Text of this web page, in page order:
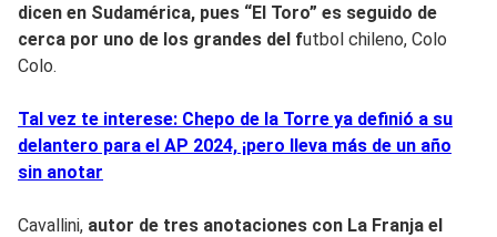
dicen en Sudamérica, pues “El Toro” es seguido de
cerca por uno de los grandes del futbol chileno, Colo
Colo.
Tal vez te interese: Chepo de la Torre ya definió a su
delantero para el AP 2024, ¡pero lleva más de un año
sin anotar
Cavallini, autor de tres anotaciones con La Franja el